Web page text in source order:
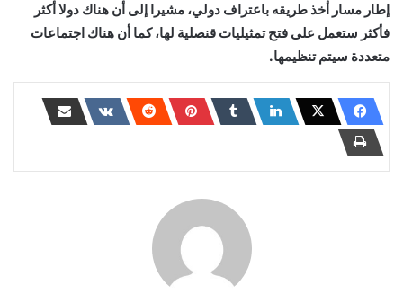
إطار مسار أخذ طريقه باعتراف دولي، مشيرا إلى أن هناك دولا أكثر
فأكثر ستعمل على فتح تمثيليات قنصلية لها، كما أن هناك اجتماعات
متعددة سيتم تنظيمها.